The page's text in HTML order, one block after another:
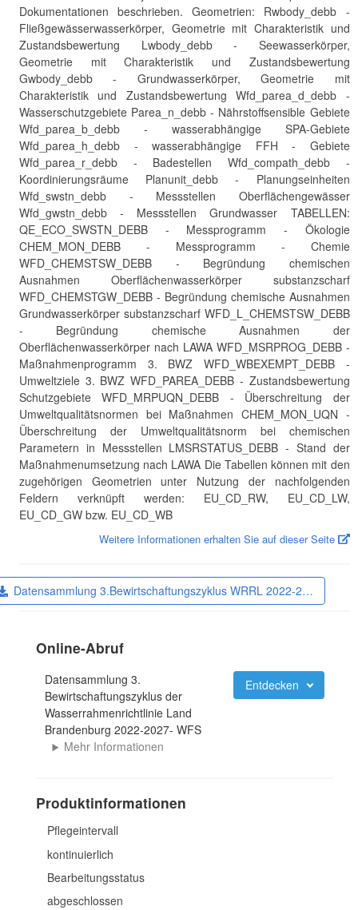
Dokumentationen beschrieben. Geometrien: Rwbody_debb -
Fließgewässerwasserkörper, Geometrie mit Charakteristik und
Zustandsbewertung Lwbody_debb - Seewasserkörper,
Geometrie mit Charakteristik und Zustandsbewertung
Gwbody_debb - Grundwasserkörper, Geometrie mit
Charakteristik und Zustandsbewertung Wfd_parea_d_debb -
Wasserschutzgebiete Parea_n_debb - Nährstoffsensible Gebiete
Wfd_parea_b_debb - wasserabhängige SPA-Gebiete
Wfd_parea_h_debb - wasserabhängige FFH - Gebiete
Wfd_parea_r_debb - Badestellen Wfd_compath_debb -
Koordinierungsräume Planunit_debb - Planungseinheiten
Wfd_swstn_debb - Messstellen Oberflächengewässer
Wfd_gwstn_debb - Messstellen Grundwasser TABELLEN:
QE_ECO_SWSTN_DEBB - Messprogramm - Ökologie
CHEM_MON_DEBB - Messprogramm - Chemie
WFD_CHEMSTSW_DEBB - Begründung chemischen
Ausnahmen Oberflächenwasserkörper substanzscharf
WFD_CHEMSTGW_DEBB - Begründung chemische Ausnahmen
Grundwasserkörper substanzscharf WFD_L_CHEMSTSW_DEBB
- Begründung chemische Ausnahmen der
Oberflächenwasserkörper nach LAWA WFD_MSRPROG_DEBB -
Maßnahmenprogramm 3. BWZ WFD_WBEXEMPT_DEBB -
Umweltziele 3. BWZ WFD_PAREA_DEBB - Zustandsbewertung
Schutzgebiete WFD_MRPUQN_DEBB - Überschreitung der
Umweltqualitätsnormen bei Maßnahmen CHEM_MON_UQN -
Überschreitung der Umweltqualitätsnorm bei chemischen
Parametern in Messstellen LMSRSTATUS_DEBB - Stand der
Maßnahmenumsetzung nach LAWA Die Tabellen können mit den
zugehörigen Geometrien unter Nutzung der nachfolgenden
Feldern verknüpft werden: EU_CD_RW, EU_CD_LW,
EU_CD_GW bzw. EU_CD_WB
Weitere Informationen erhalten Sie auf dieser Seite
Datensammlung 3.Bewirtschaftungszyklus WRRL 2022-2…
Online-Abruf
Datensammlung 3.
Bewirtschaftungszyklus der
Wasserrahmenrichtlinie Land
Brandenburg 2022-2027- WFS
Mehr Informationen
Entdecken
Produktinformationen
Pflegeintervall
kontinuierlich
Bearbeitungsstatus
abgeschlossen